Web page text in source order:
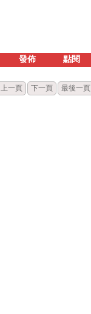
發佈 點閱
上一頁 下一頁 最後一頁